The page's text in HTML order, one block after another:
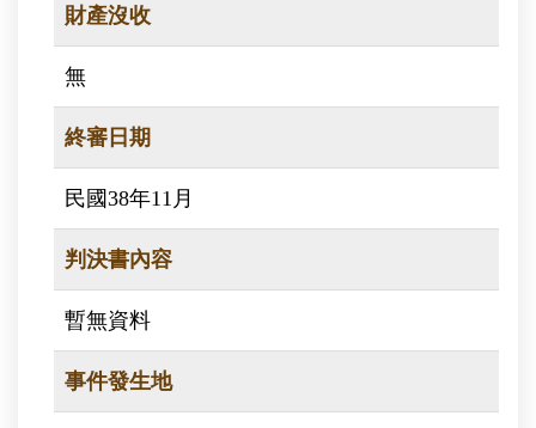
財產沒收
無
終審日期
民國38年11月
判決書內容
暫無資料
事件發生地